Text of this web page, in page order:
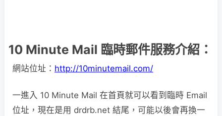
10 Minute Mail 臨時郵件服務介紹：
網站位址： http://10minutemail.com/
一進入 10 Minute Mail 在首頁就可以看到臨時 Email
位址，現在是用 drdrb.net 結尾，可能以後會再換一